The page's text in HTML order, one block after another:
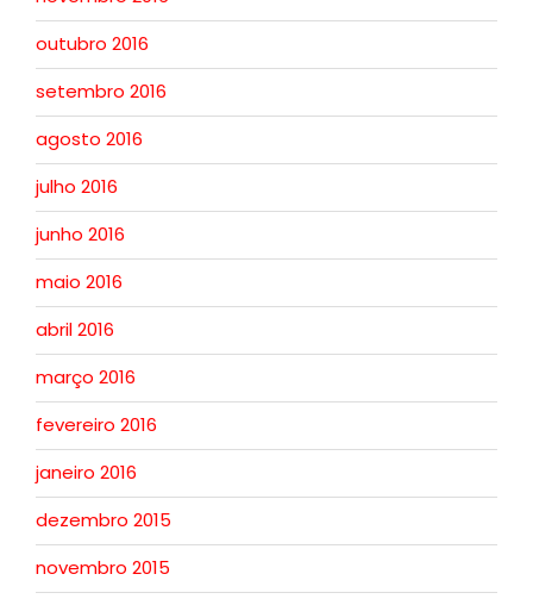
outubro 2016
setembro 2016
agosto 2016
julho 2016
junho 2016
maio 2016
abril 2016
março 2016
fevereiro 2016
janeiro 2016
dezembro 2015
novembro 2015